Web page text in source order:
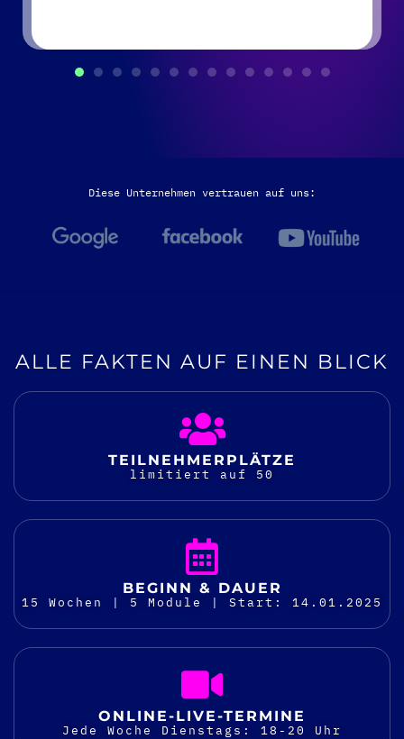
Diese Unternehmen vertrauen auf uns:
ALLE FAKTEN AUF EINEN BLICK
TEILNEHMER­PLÄTZE
limitiert auf 50
BEGINN & DAUER
15 Wochen | 5 Module | Start: 14.01.2025
ONLINE-LIVE-TERMINE
Jede Woche Dienstags: 18-20 Uhr